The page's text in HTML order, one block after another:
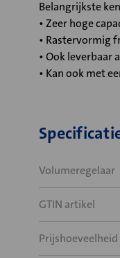
Belangrijkste
• Zeer hoge
• Rastervormig
• Ook leverbaar
• Kan ook met
Volumeregelaar
GTIN artikel
Prijshoeveelheid